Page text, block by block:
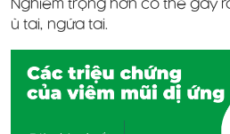
Nghiêm trọng hơn có thể gây
ù tai, ngứa tai.